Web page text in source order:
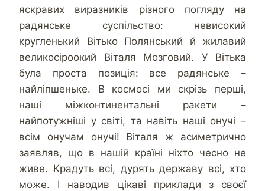
яскравих виразників різного погляду на
радянське суспільство: невисокий
кругленький Вітько Полянський й жилавий
великосіроокий Віталя Мозговий. У Вітька
була проста позиція: все радянське –
найліпшеньке. В космосі ми скрізь перші,
наші міжконтинентальні ракети –
найпотужніші у світі, та навіть наші онучі –
всім онучам онучі! Віталя ж асиметрично
заявляв, що в нашій країні ніхто чесно не
живе. Крадуть всі, дурять державу всі, хто
може. І наводив цікаві приклади з своєї